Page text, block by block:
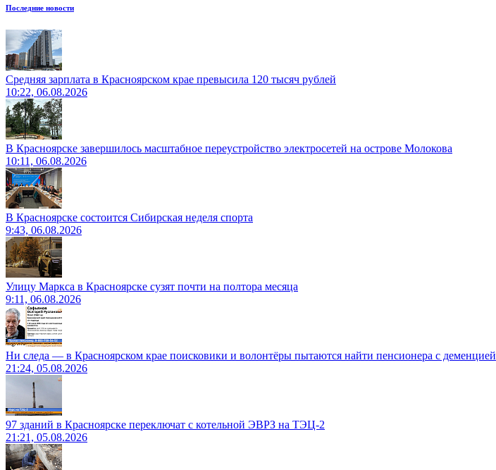
Последние новости
Средняя зарплата в Красноярском крае превысила 120 тысяч рублей
10:22, 06.08.2026
В Красноярске завершилось масштабное переустройство электросетей на острове Молокова
10:11, 06.08.2026
В Красноярске состоится Сибирская неделя спорта
9:43, 06.08.2026
Улицу Маркса в Красноярске сузят почти на полтора месяца
9:11, 06.08.2026
Ни следа — в Красноярском крае поисковики и волонтёры пытаются найти пенсионера с деменцией
21:24, 05.08.2026
97 зданий в Красноярске переключат с котельной ЭВРЗ на ТЭЦ-2
21:21, 05.08.2026